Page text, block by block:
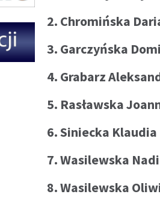
2. Chromińska
3. Garczyńska
4. Grabarz
5. Rasławska
6. Siniecka Klaudia
7. Wasilewska
8. Wasilewska